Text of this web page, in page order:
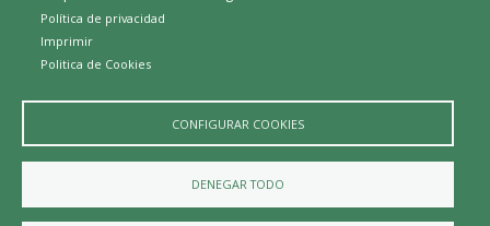
Política de privacidad
Imprimir
Politica de Cookies
CONFIGURAR COOKIES
DENEGAR TODO